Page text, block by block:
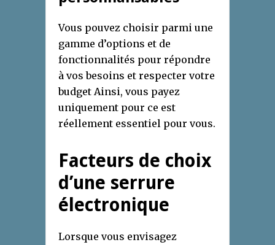
Vous pouvez choisir parmi une
gamme d’options et de
fonctionnalités pour répondre
à vos besoins et respecter votre
budget Ainsi, vous payez
uniquement pour ce est
réellement essentiel pour vous.
Facteurs de choix
d’une serrure
électronique
Lorsque vous envisagez